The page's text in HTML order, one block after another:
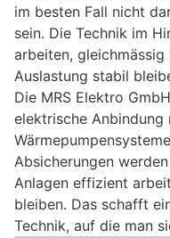
im besten Fall nicht
sein. Die Technik im
arbeiten,
Auslastung stabil
Die MRS Elektro
elektrische Anbindung
Absicherungen
Anlagen effizient
bleiben. Das schafft
Technik, auf die man